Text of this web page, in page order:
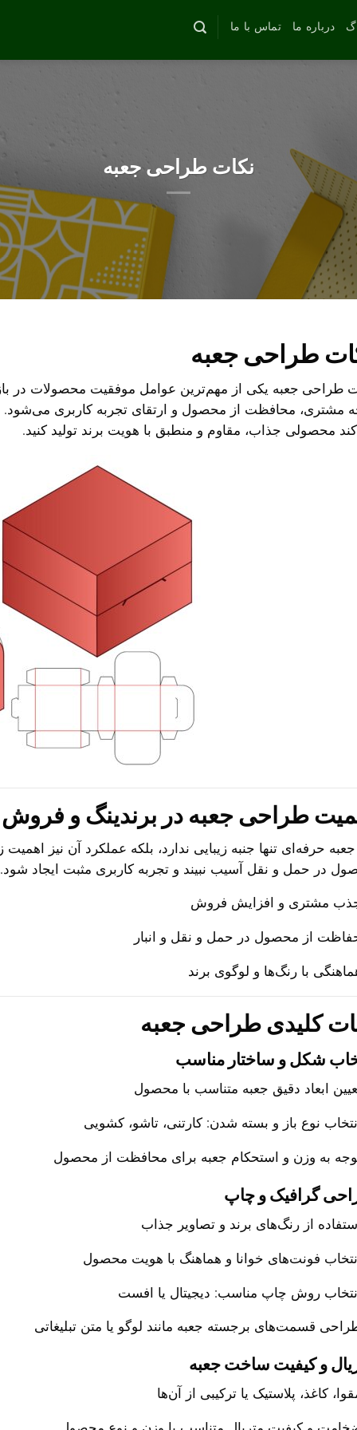
درباره ما تماس با ما
نکات طراحی جعبه
طراحی جعبه
طراحی جعبه یکی از مهم‌ترین عوامل موفقیت محصولات
مشتری، محافظت از محصول و ارتقای تجربه کاربری
محصولی جذاب، مقاوم و منطبق با هویت برند تولید کنید.
طراحی جعبه در برندینگ و فروش
حرفه‌ای تنها جنبه زیبایی ندارد، بلکه عملکرد آن نیز
در حمل و نقل آسیب نبیند و تجربه کاربری مثبت ایجاد شود.
مشتری و افزایش فروش
از محصول در حمل و نقل و انبار
با رنگ‌ها و لوگوی برند
کلیدی طراحی جعبه
شکل و ساختار مناسب
ابعاد دقیق جعبه متناسب با محصول
انتخاب نوع باز و بسته شدن: کارتنی، تاشو، کشویی
به وزن و استحکام جعبه برای محافظت از محصول
گرافیک و چاپ
استفاده از رنگ‌های برند و تصاویر جذاب
انتخاب فونت‌های خوانا و هماهنگ با هویت محصول
انتخاب روش چاپ مناسب: دیجیتال یا افست
قسمت‌های برجسته جعبه مانند لوگو یا متن تبلیغاتی
و کیفیت ساخت جعبه
کاغذ، پلاستیک یا ترکیبی از آن‌ها